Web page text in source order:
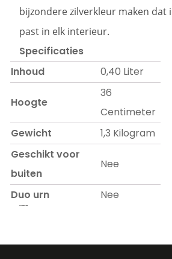
bijzondere zilverkleur maken dat
past in elk interieur.
Specificaties
Inhoud
0,40 Liter
Hoogte
36
Centimeter
Gewicht
1,3 Kilogram
Geschikt voor
buiten
Nee
Duo urn Nee
Prijs op aanvraag.